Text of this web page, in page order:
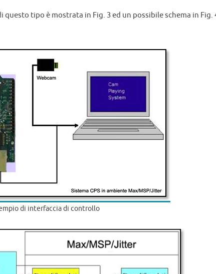
tipo è mostrata in Fig. 3 ed un possibile schema in Fig.
di interfaccia di controllo